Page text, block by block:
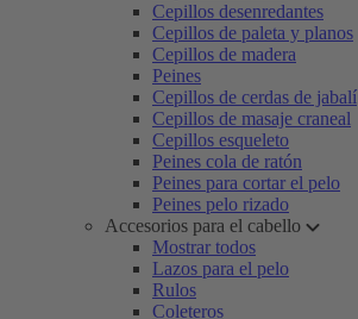
Cepillos desenredantes
Cepillos de paleta y planos
Cepillos de madera
Peines
Cepillos de cerdas de jabalí
Cepillos de masaje craneal
Cepillos esqueleto
Peines cola de ratón
Peines para cortar el pelo
Peines pelo rizado
Accesorios para el cabello
Mostrar todos
Lazos para el pelo
Rulos
Coleteros